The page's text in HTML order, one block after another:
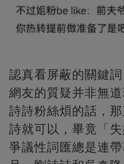
認真看屏蔽的關鍵詞
網友的質疑并非無
詩詩粉絲煩的話，
詩就可以，畢竟「
爭議性詞匯總是連